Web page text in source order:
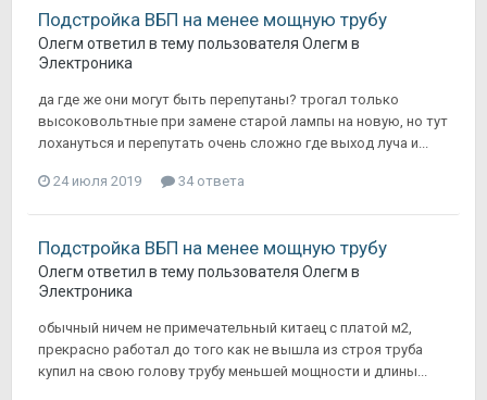
Подстройка ВБП на менее мощную трубу
Олегм ответил в тему пользователя Олегм в
Электроника
да где же они могут быть перепутаны? трогал только
высоковольтные при замене старой лампы на новую, но тут
лохануться и перепутать очень сложно где выход луча и...
24 июля 2019 34 ответа
Подстройка ВБП на менее мощную трубу
Олегм ответил в тему пользователя Олегм в
Электроника
обычный ничем не примечательный китаец с платой м2,
прекрасно работал до того как не вышла из строя труба
купил на свою голову трубу меньшей мощности и длины...